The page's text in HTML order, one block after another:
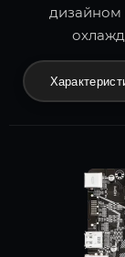
дизайном